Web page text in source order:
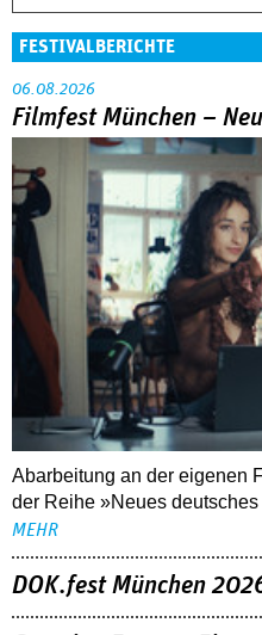
FESTIVALBERICHTE
06.08.2026
Filmfest München –
Abarbeitung an der eigenen
der Reihe »Neues
MEHR
DOK.fest München